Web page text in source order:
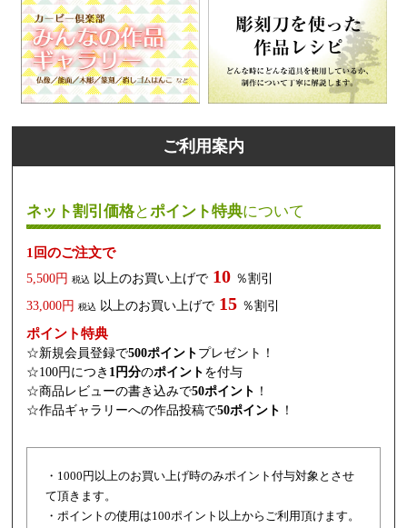
ご利用案内
ネット割引価格とポイント特典について
1回のご注文で
5,500円 税込 以上のお買い上げで 10 ％割引
33,000円 税込 以上のお買い上げで 15 ％割引
ポイント特典
☆新規会員登録で500ポイント プレゼント！
☆100円につき 1円分のポイント を付与
☆商品レビューの書き込みで50ポイント ！
☆作品ギャラリーへの作品投稿で50ポイント ！
・1000円以上のお買い上げ時のみポイント付与対象とさせ
て頂きます。
・ポイントの使用は100ポイント以上からご利用頂けます。